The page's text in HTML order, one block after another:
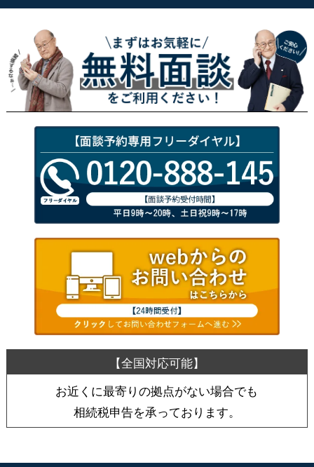
お近くに最寄りの拠点がない場合でも
相続税申告を承っております。